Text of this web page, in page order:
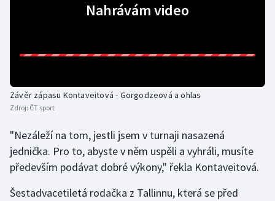
Krasobruslení
Lezení
Lyže a snowboard
Moderní pětiboj
Nahrávám video
Závěr zápasu Kontaveitová - Gorgodzeová a ohlas
Zdroj: ČT sport
"Nezáleží na tom, jestli jsem v turnaji nasazená
jednička. Pro to, abyste v něm uspěli a vyhráli, musíte
především podávat dobré výkony," řekla Kontaveitová.
Šestadvacetiletá rodačka z Tallinnu, která se před